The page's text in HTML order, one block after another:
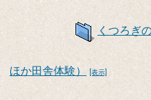
くつろぎ
ほか田舎体験） [表示]